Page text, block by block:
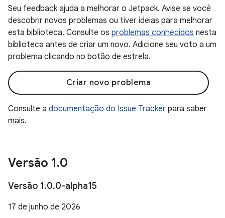
Seu feedback ajuda a melhorar o Jetpack. Avise se você
descobrir novos problemas ou tiver ideias para melhorar
esta biblioteca. Consulte os problemas conhecidos nesta
biblioteca antes de criar um novo. Adicione seu voto a um
problema clicando no botão de estrela.
Criar novo problema
Consulte a documentação do Issue Tracker para saber
mais.
Versão 1.0
Versão 1.0.0-alpha15
17 de junho de 2026